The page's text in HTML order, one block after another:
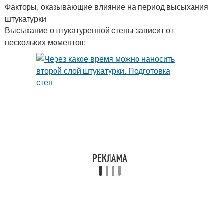
Факторы, оказывающие влияние на период высыхания
штукатурки
Высыхание оштукатуренной стены зависит от
нескольких моментов: